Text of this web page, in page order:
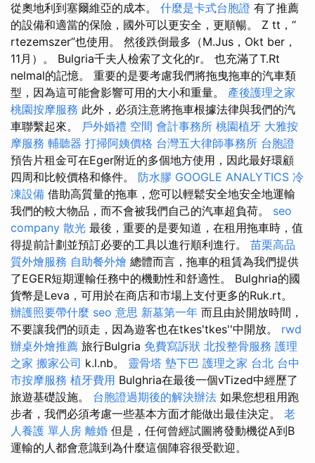
從奧地利到塞爾維亞的成本。 什麼是卡式台胞證 有了推薦
的設備和適當的保險，國外可以更安全，更順暢。 Z tt，“
rtezemszer”也使用。 然後跌倒最多（M.Jus，Okt ber，
11月）。 Bulgria千夫人檢索了文化的r。 也充滿了T.Rt
nelmal的記憶。 重要的是要考慮我們將拖曳拖車的汽車類
型，因為這可能會影響可用的大小和重量。 產後護理之家
桃園按摩服務 此外，必須注意將拖車根據法律與我們的汽
車聯繫起來。 戶外婚禮 空間 會計事務所 桃園植牙 大雅按
摩服務 輔聽器 打掃阿姨價格 台灣五大律師事務所 台胞證
預告片租金可在Eger附近的多個地方使用，因此最好環顧
四周和比較價格和條件。 防水膠 GOOGLE ANALYTICS 冷
凍設備 借助高質量的拖車，您可以輕鬆安全地安全地運輸
我們的較大物品，而不會被我們自己的汽車超負荷。 seo
company 散光 最後，重要的是要知道，在租用拖車時，值
得提前計劃並預訂必要的工具以進行順利進行。 苗栗高品
質外燴服務 自助餐外燴 總體而言，拖車的租賃為我們提供
了EGER短期運輸任務中的機動性和舒適性。 Bulghria的國
貨幣是Leva，可用於在商店和市場上支付更多的Ruk.rt。
辦護照要帶什麼 seo 意思 新墓第一年 而且由於開放時間，
不要讓我們的頭走，因為遊客也在tkes'tkes''中開放。 rwd
辦桌外燴推薦 旅行Bulgria 免費寫訴狀 北投整骨服務 護理
之家 搬家公司 k.l.nb。 靈骨塔 墊下巴 護理之家 台北 台中
市按摩服務 植牙費用 Bulghria在最後一個vTized中經歷了
旅遊基礎設施。 台胞證過期後的解決辦法 如果您想租用跑
步者，我們必須考慮一些基本方面才能做出最佳決定。 老
人養護 單人房 離婚 但是，任何曾經試圖將發動機從A到B
運輸的人都會意識到為什麼這個陣容很受歡迎。